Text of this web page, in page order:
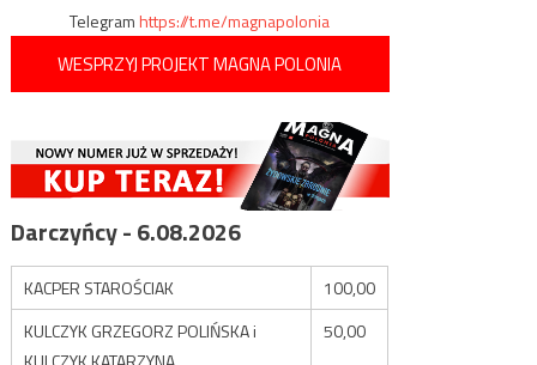
Telegramhttps://t.me/magnapolonia
WESPRZYJ PROJEKT MAGNA POLONIA
Darczyńcy - 6.08.2026
KACPER STAROŚCIAK
100,00
KULCZYK GRZEGORZ POLIŃSKA i
50,00